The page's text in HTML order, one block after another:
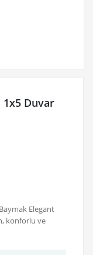
Duvar
Elegant
konforlu ve